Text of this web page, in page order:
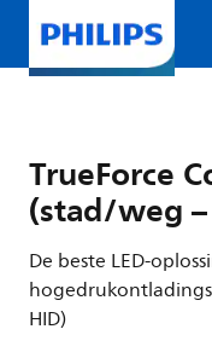
TrueForce
(stad/weg
De beste LED-
HID)